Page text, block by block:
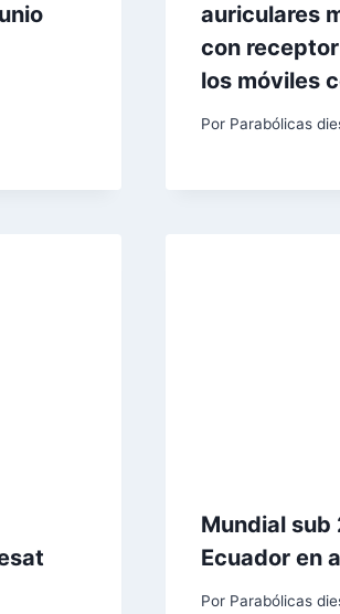
auriculares
con
los móviles
Por Parabólicas
Mundial sub
Ecuador en
Por Parabólicas